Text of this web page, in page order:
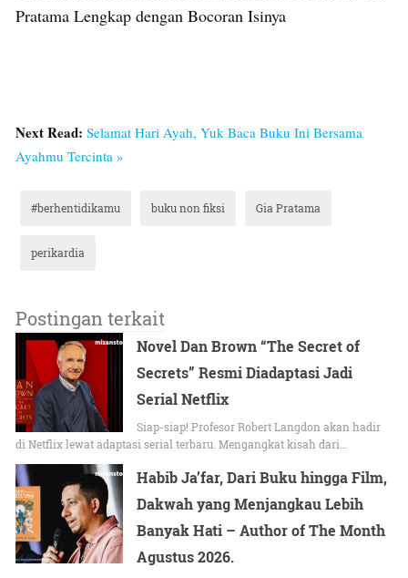
Pratama Lengkap dengan Bocoran Isinya
Next Read: Selamat Hari Ayah, Yuk Baca Buku Ini Bersama
Ayahmu Tercinta »
#berhentidikamu buku non fiksi Gia Pratama
perikardia
Postingan terkait
Novel Dan Brown “The Secret of
Secrets” Resmi Diadaptasi Jadi
Serial Netflix
Siap-siap! Profesor Robert Langdon akan hadir
di Netflix lewat adaptasi serial terbaru. Mengangkat kisah dari…
Habib Ja’far, Dari Buku hingga Film,
Dakwah yang Menjangkau Lebih
Banyak Hati – Author of The Month
Agustus 2026.